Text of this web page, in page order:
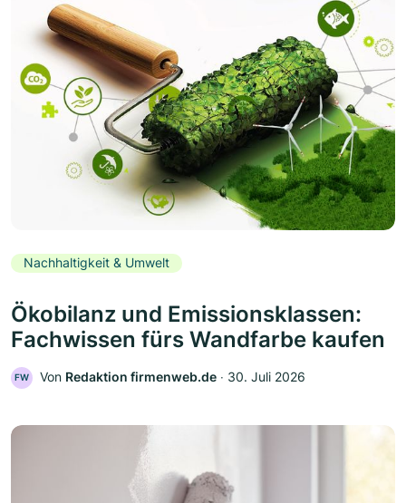
Nachhaltigkeit & Umwelt
Ökobilanz und Emissionsklassen:
Fachwissen fürs Wandfarbe kaufen
FW Von Redaktion firmenweb.de ‧ 30. Juli 2026